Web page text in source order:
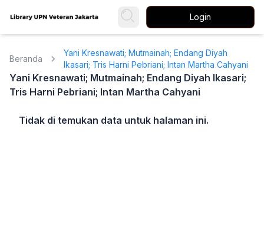
Login
Beranda
Yani Kresnawati; Mutmainah; Endang Diyah
Ikasari; Tris Harni Pebriani; Intan Martha Cahyani
Yani Kresnawati; Mutmainah; Endang Diyah Ikasari;
Tris Harni Pebriani; Intan Martha Cahyani
Tidak di temukan data untuk halaman ini.